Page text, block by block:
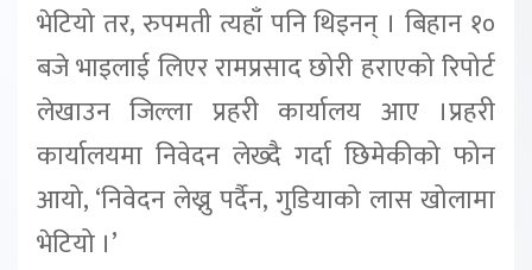
भेटियो तर, रुपमती त्यहाँ पनि थिइनन् । बिहान १०
बजे भाइलाई लिएर रामप्रसाद छोरी हराएको रिपोर्ट
लेखाउन जिल्ला प्रहरी कार्यालय आए ।प्रहरी
कार्यालयमा निवेदन लेख्दै गर्दा छिमेकीको फोन
आयो, ‘निवेदन लेख्नु पर्दैन, गुडियाको लास खोलामा
भेटियो ।’